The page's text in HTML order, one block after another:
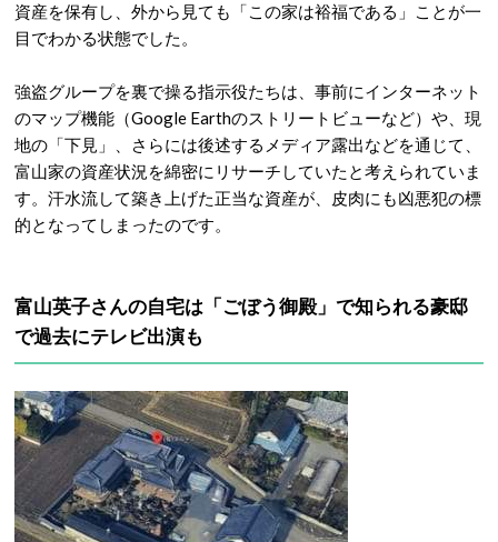
資産を保有し、外から見ても「この家は裕福である」ことが一
目でわかる状態でした 。
強盗グループを裏で操る指示役たちは、事前にインターネット
のマップ機能（Google Earthのストリートビューなど）や、現
地の「下見」、さらには後述するメディア露出などを通じて、
富山家の資産状況を綿密にリサーチしていたと考えられていま
す。汗水流して築き上げた正当な資産が、皮肉にも凶悪犯の標
的となってしまったのです。
富山英子さんの自宅は「ごぼう御殿」で知られる豪邸
で過去にテレビ出演も